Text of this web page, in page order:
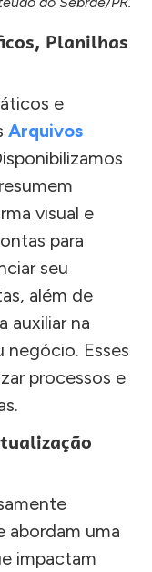
Planilhas
e
Arquivos
visual e
para
seu
além de
auxiliar na
negócio. Esses
processos e
abordam uma
impactam